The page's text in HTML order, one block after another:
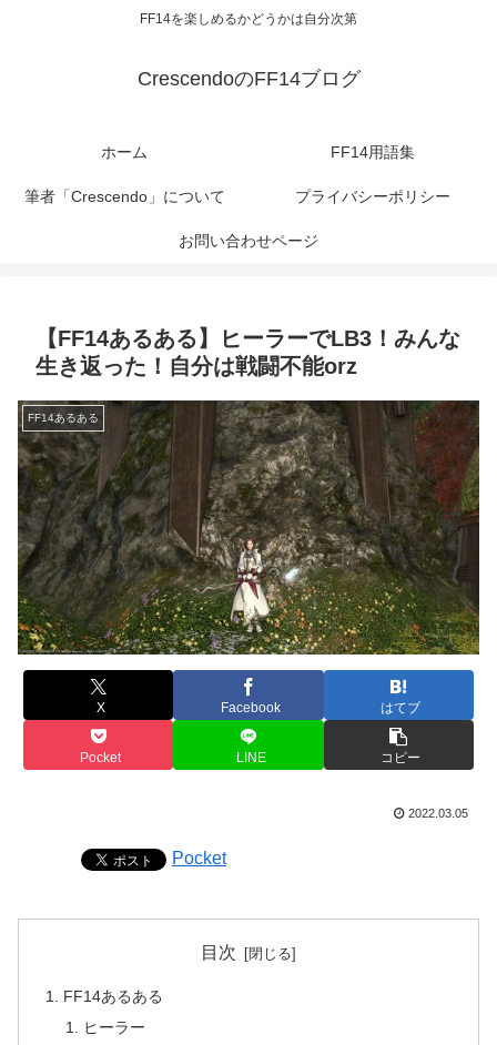
FF14を楽しめるかどうかは自分次第
CrescendoのFF14ブログ
ホーム FF14用語集
筆者「Crescendo」について プライバシーポリシー
お問い合わせページ
【FF14あるある】ヒーラーでLB3！みんな
生き返った！自分は戦闘不能orz
FF14あるある
X Facebook はてブ
Pocket LINE コピー
2022.03.05
Pocket
目次
FF14あるある
ヒーラー